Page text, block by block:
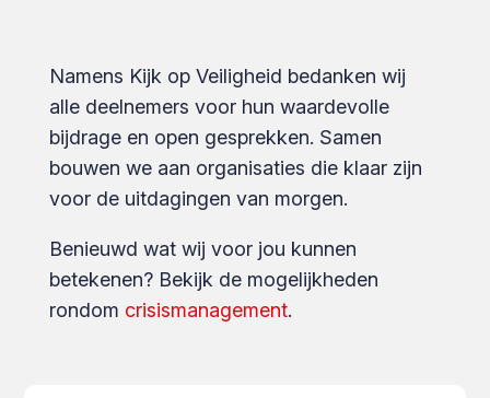
Namens Kijk op Veiligheid bedanken wij
alle deelnemers voor hun waardevolle
bijdrage en open gesprekken. Samen
bouwen we aan organisaties die klaar zijn
voor de uitdagingen van morgen.
Benieuwd wat wij voor jou kunnen
betekenen? Bekijk de mogelijkheden
rondom crisismanagement.